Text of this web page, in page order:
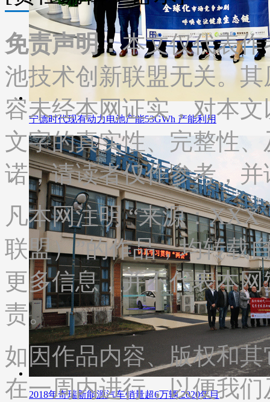
宁德时代现有动力电池产能53GWh 产能利用
2018年奇瑞新能源汽车销量超6万辆 2020年目
免责声明：本文仅代表
池技术创新联盟无关。
容未经本网证实，对本
文字的真实性、完整性
诺，请读者仅作参考，
凡本网注明 “来源：
联盟）”的作品，均转载
更多信息，并不代表本
责。
如因作品内容、版权和
在一周内进行，以便我